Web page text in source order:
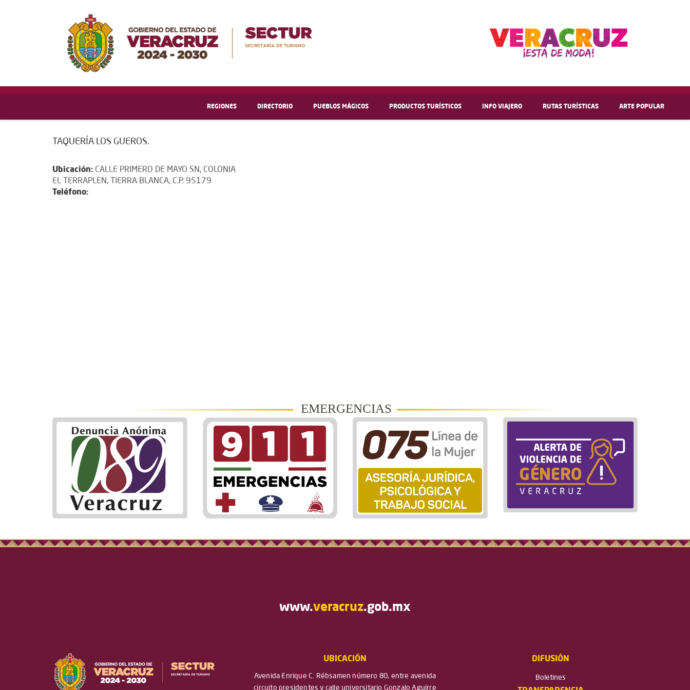
REGIONES DIRECTORIO PUEBLOS MÁGICOS PRODUCTOS TURÍSTICOS INFO VIAJERO RUTAS TURÍSTICAS ARTE POPULAR
TAQUERÍA LOS GUEROS.
Ubicación: CALLE PRIMERO DE MAYO SN, COLONIA
EL TERRAPLEN, TIERRA BLANCA, C.P. 95179
Teléfono:
EMERGENCIAS
www.veracruz.gob.mx
UBICACIÓN
Avenida Enrique C. Rébsamen número 80, entre avenida
circuito presidentes y calle universitario Gonzalo Aguirre
DIFUSIÓN
Boletines